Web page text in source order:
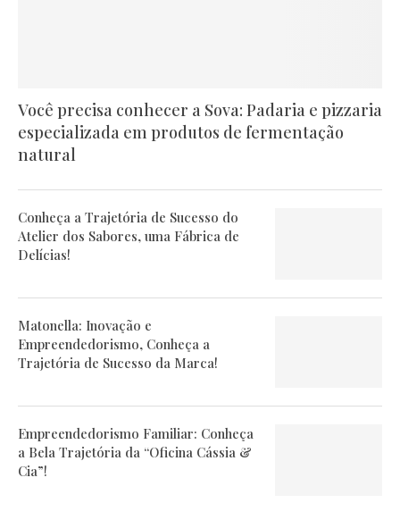
Você precisa conhecer a Sova: Padaria e pizzaria
especializada em produtos de fermentação
natural
Conheça a Trajetória de Sucesso do
Atelier dos Sabores, uma Fábrica de
Delícias!
Matonella: Inovação e
Empreendedorismo, Conheça a
Trajetória de Sucesso da Marca!
Empreendedorismo Familiar: Conheça
a Bela Trajetória da “Oficina Cássia &
Cia”!